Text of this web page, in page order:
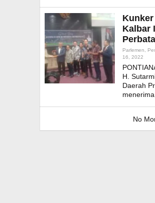
Kalbar
Parlemen,
16, 2022
H.
Daerah
No